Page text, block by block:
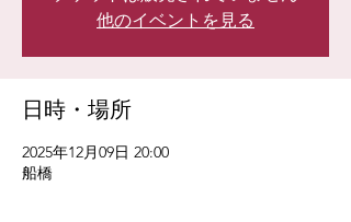
他のイベントを見る
日時・場所
2025年12月09日 20:00
船橋